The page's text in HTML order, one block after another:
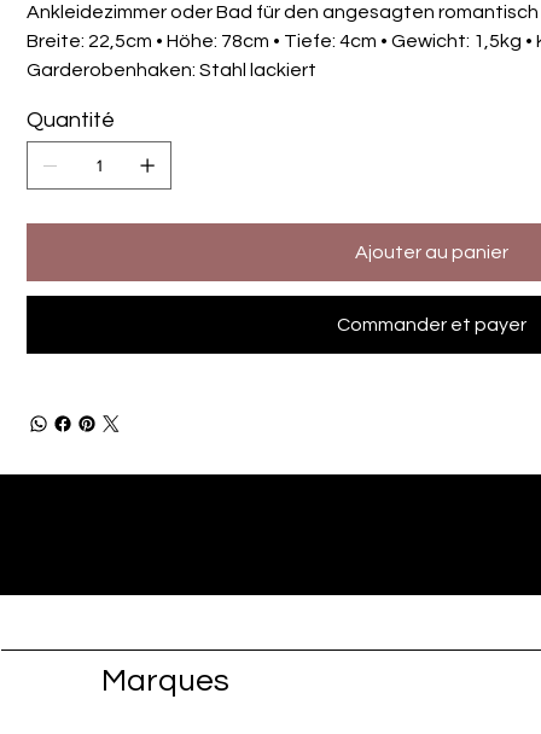
Ankleidezimmer oder Bad für den angesagten romantisch
Breite: 22,5cm • Höhe: 78cm • Tiefe: 4cm • Gewicht: 1,5kg •
Garderobenhaken: Stahl lackiert
Quantité
Ajouter au panier
Commander et payer
Marques